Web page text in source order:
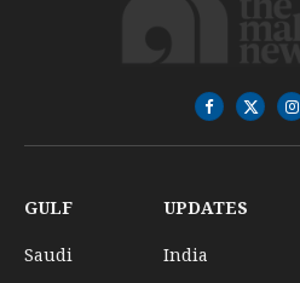
Facebook
X
GULF
Saudi
UPDATES
India